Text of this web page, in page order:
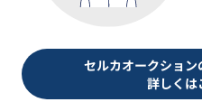
セルカオークショ
詳しくは